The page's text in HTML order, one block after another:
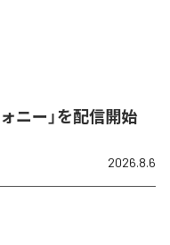
ニー」を配信開始
2026.8.6